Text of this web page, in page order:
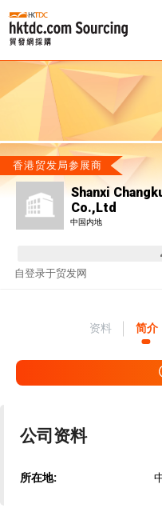
香港贸发局参展商
Shanxi
Co.,Ltd
中国内地
自登录于贸发网
资料 简介
公司资料
所在地: